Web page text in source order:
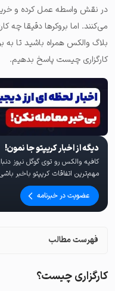
در نقش واسطه عمل کرده و
می‌کنند. اما بروکرها دقیقا چه
بلاگ والکس همراه باشید تا به
کارگزاری چیست پاسخ بدهیم.
دیگه از اخبار کریپتو جا نمون!
کافیه والکس رو توی گوگل نیوز
مهم‌ترین اتفاقات کریپتو باخبر
عضویت در خبرنامه
فهرست مطالب
کارگزاری چیست؟